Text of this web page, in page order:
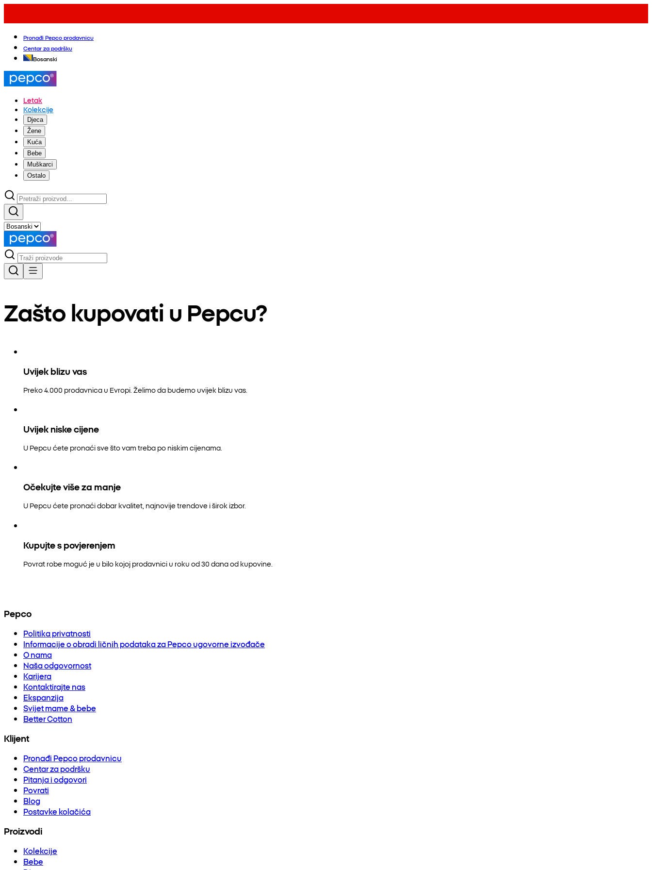
Pronađi Pepco prodavnicu
Centar za podršku
Bosanski
Letak
Kolekcije
Djeca
Žene
Kuća
Bebe
Muškarci
Ostalo
Zašto kupovati u Pepcu?
Uvijek blizu vas
Preko 4.000 prodavnica u Evropi. Želimo da budemo uvijek blizu vas.
Uvijek niske cijene
U Pepcu ćete pronaći sve što vam treba po niskim cijenama.
Očekujte više za manje
U Pepcu ćete pronaći dobar kvalitet, najnovije trendove i širok izbor.
Kupujte s povjerenjem
Povrat robe moguć je u bilo kojoj prodavnici u roku od 30 dana od kupovine.
Pepco
Politika privatnosti
Informacije o obradi ličnih podataka za Pepco ugovorne izvođače
O nama
Naša odgovornost
Karijera
Kontaktirajte nas
Ekspanzija
Svijet mame & bebe
Better Cotton
Klijent
Pronađi Pepco prodavnicu
Centar za podršku
Pitanja i odgovori
Povrati
Blog
Postavke kolačića
Proizvodi
Kolekcije
Bebe